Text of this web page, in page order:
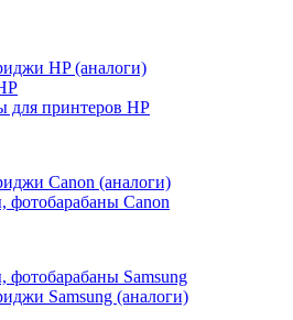
HP (аналоги)
для принтеров HP
Canon (аналоги)
фотобарабаны Canon
Samsung
Samsung (аналоги)